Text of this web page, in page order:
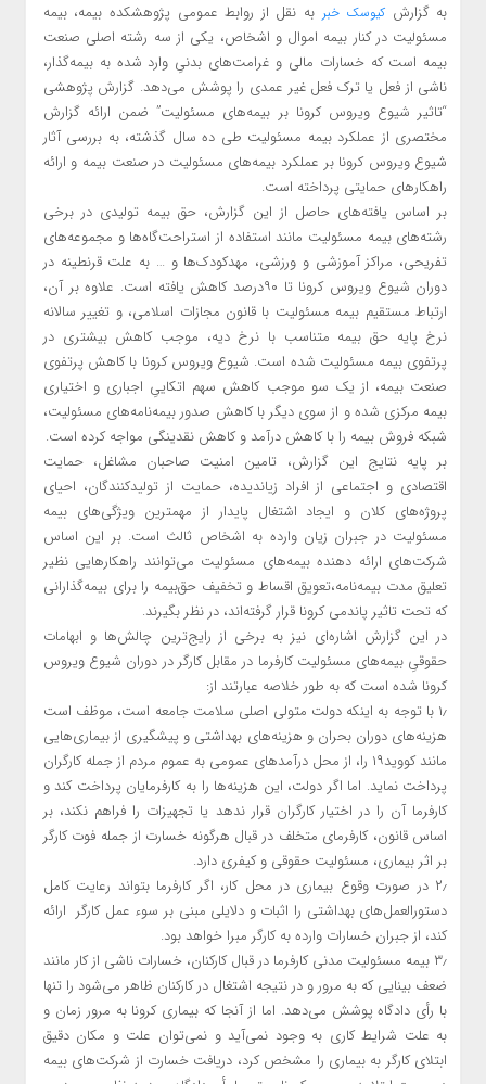
به گزارش کیوسک خبر به نقل از روابط عمومی پژوهشکده بیمه، بیمه
مسئولیت در کنار بیمه اموال و اشخاص، یکی از سه رشته اصلی صنعت
بیمه است که خسارات مالی و غرامت‌های بدنیِ وارد شده به بیمه‌گذار،
ناشی از فعل یا ترک فعل غیر عمدی را پوشش می‌دهد. گزارش پژوهشی
“تاثیر شیوع ویروس کرونا بر بیمه‌های مسئولیت” ضمن ارائه گزارش
مختصری از عملکرد بیمه مسئولیت طی ده سال گذشته، به بررسی آثار
شیوع ویروس کرونا بر عملکرد بیمه‌های مسئولیت در صنعت بیمه و ارائه
راهکارهای حمایتی پرداخته است.
بر اساس یافته‌های حاصل از این گزارش، حق بیمه تولیدی در برخی
رشته‌های بیمه مسئولیت مانند استفاده از استراحت‌گاه‌ها و مجموعه‌های
تفریحی، مراکز آموزشی و ورزشی، مهدکودک‌ها و … به علت قرنطینه در
دوران شیوع ویروس کرونا تا ۹۰درصد کاهش یافته است. علاوه بر آن،
ارتباط مستقیم بیمه مسئولیت با قانون مجازات اسلامی، و تغییر سالانه
نرخ پایه حق بیمه متناسب با نرخ دیه، موجب کاهش بیشتری در
پرتفوی بیمه مسئولیت شده است. شیوع ویروس کرونا با کاهش پرتفوی
صنعت بیمه، از یک سو موجب کاهش سهم اتکاییِ اجباری و اختیاری
بیمه مرکزی شده و از سوی دیگر با کاهش صدور بیمه‌نامه‌های مسئولیت،
شبکه فروش بیمه را با کاهش درآمد و کاهش نقدینگی مواجه کرده است.
بر پایه نتایج این گزارش، تامین امنیت صاحبان مشاغل، حمایت
اقتصادی و اجتماعی از افراد زیاندیده، حمایت از تولیدکنندگان، احیای
پروژه‌های کلان و ایجاد اشتغال پایدار از مهمترین ویژگی‌های بیمه
مسئولیت در جبران زیان وارده به اشخاص ثالث است. بر این اساس
شرکت‌های ارائه دهنده بیمه‌های مسئولیت می‌توانند راهکارهایی نظیر
تعلیق مدت بیمه‌نامه،تعویق اقساط و تخفیف حق‌بیمه را برای بیمه‌گذارانی
که تحت تاثیر پاندمی کرونا قرار گرفته‌اند، در نظر بگیرند.
در این گزارش اشاره‌ای نیز به برخی از رایج‌ترین چالش‌ها و ابهامات
حقوقیِ بیمه‌های مسئولیت کارفرما در مقابل کارگر در دوران شیوع ویروس
کرونا شده است که به طور خلاصه عبارتند از:
۱٫ با توجه به اینکه دولت متولی اصلی سلامت جامعه است، موظف است
هزینه‌های دوران بحران و هزینه‌های بهداشتی و پیشگیری از بیماری‌هایی
مانند کووید۱۹ را، از محل درآمدهای عمومی به عموم مردم از جمله کارگران
پرداخت نماید. اما اگر دولت، این هزینه‌ها را به کارفرمایان پرداخت کند و
کارفرما آن را در اختیار کارگران قرار ندهد یا تجهیزات را فراهم نکند، بر
اساس قانون، کارفرمای متخلف در قبال هرگونه خسارت از جمله فوت کارگر
بر اثر بیماری، مسئولیت حقوقی و کیفری دارد.
۲٫ در صورت وقوع بیماری در محل کار، اگر کارفرما بتواند رعایت کامل
دستورالعمل‌های بهداشتی را اثبات و دلایلی مبنی بر سوء عمل کارگر ارائه
کند، از جبران خسارات وارده به کارگر مبرا خواهد بود.
۳٫ بیمه مسئولیت مدنی کارفرما در قبال کارکنان، خسارات ناشی از کار مانند
ضعف بینایی که به مرور و در نتیجه اشتغال در کارکنان ظاهر می‌شود را تنها
با رأی دادگاه پوشش می‌دهد. اما از آنجا که بیماری کرونا به مرور زمان و
به علت شرایط کاری به وجود نمی‌آید و نمی‌توان علت و مکان دقیق
ابتلای کارگر به بیماری را مشخص کرد، دریافت خسارت از شرکت‌های بیمه